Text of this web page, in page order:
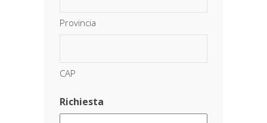
Provincia
CAP
Richiesta